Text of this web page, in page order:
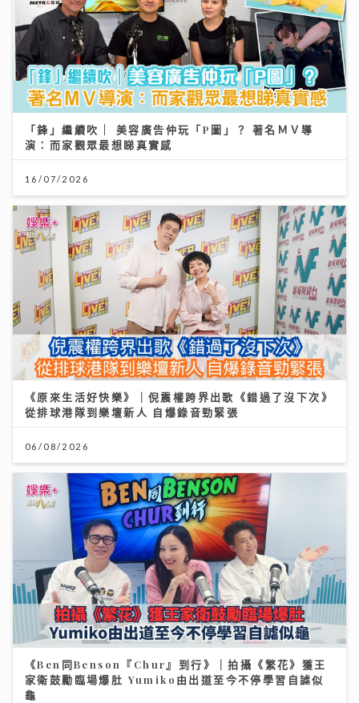
「鋒」繼續吹 | 美容廣告仲玩「P圖」？ 著名ＭＶ導
演：而家觀眾最想睇真實感
16/07/2026
《原來生活好快樂》｜倪震權跨界出歌《錯過了沒下次》
從排球港隊到樂壇新人 自爆錄音勁緊張
06/08/2026
《Ben同Benson『Chur』到行》｜拍攝《繁花》獲王
家衛鼓勵臨場爆肚 Yumiko由出道至今不停學習自謔似
龜